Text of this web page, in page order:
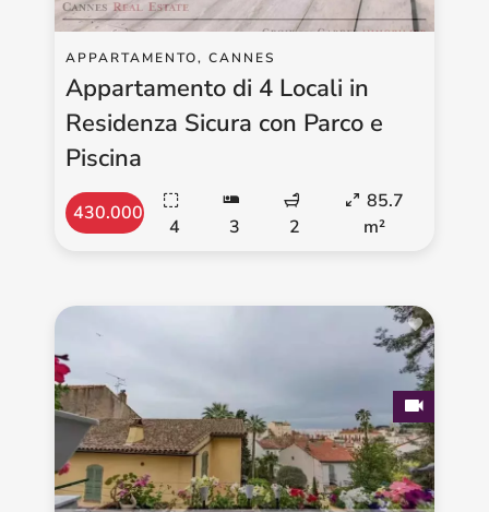
APPARTAMENTO, CANNES
Appartamento di 4 Locali in
Residenza Sicura con Parco e
Piscina
430.000 €
4 3 2
85.7
m²